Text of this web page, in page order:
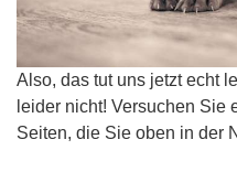
Also, das tut uns jetzt echt
leider nicht! Versuchen Sie
Seiten, die Sie oben in der